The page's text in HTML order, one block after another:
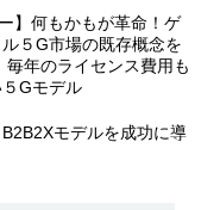
】何もかもが革命！ゲ
５G市場の既存概念を
年のライセンス費用も
Gモデル
モデルを成功に導